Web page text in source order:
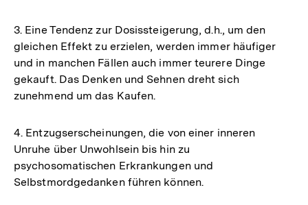
3. Eine Tendenz zur Dosissteigerung, d.h., um den
gleichen Effekt zu erzielen, werden immer häufiger
und in manchen Fällen auch immer teurere Dinge
gekauft. Das Denken und Sehnen dreht sich
zunehmend um das Kaufen.
4. Entzugserscheinungen, die von einer inneren
Unruhe über Unwohlsein bis hin zu
psychosomatischen Erkrankungen und
Selbstmordgedanken führen können.